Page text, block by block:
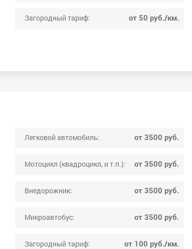
Загородный тариф: от 50 руб./км.
Легковой автомобиль: от 3500 руб.
Мотоцикл (квадроцикл, и т.п.): от 3500 руб.
Внедорожник: от 3500 руб.
Микроавтобус: от 3500 руб.
Загородный тариф: от 100 руб./км.